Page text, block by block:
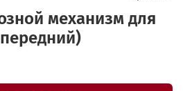
механизм для